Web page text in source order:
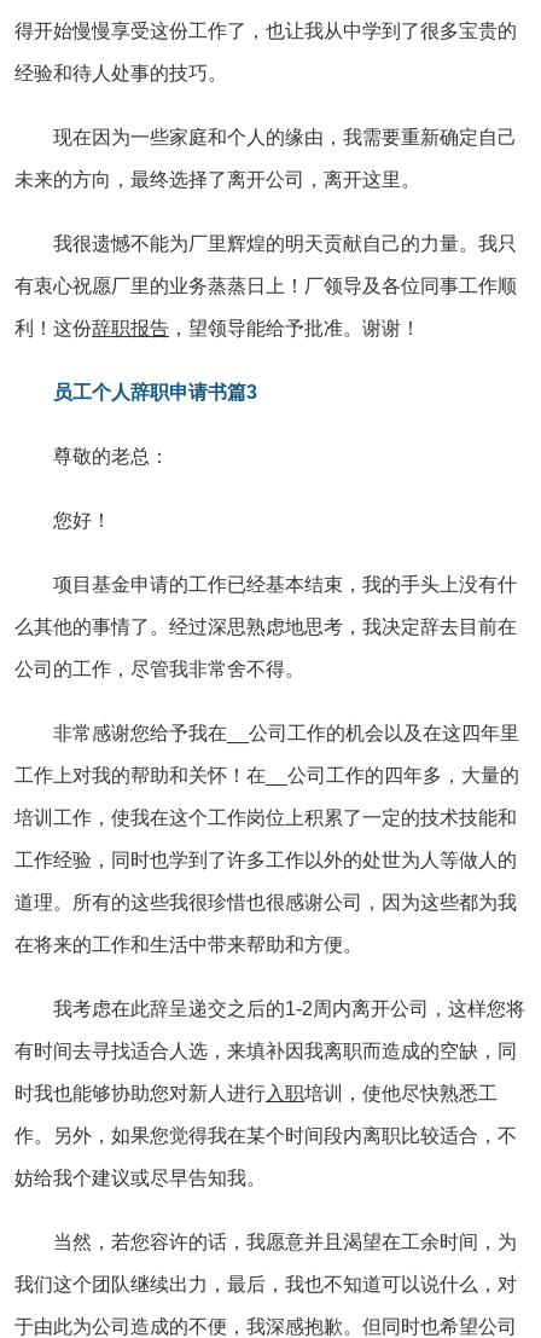
得开始慢慢享受这份工作了，也让我从中学到了很多宝贵的
经验和待人处事的技巧。
现在因为一些家庭和个人的缘由，我需要重新确定自己
未来的方向，最终选择了离开公司，离开这里。
我很遗憾不能为厂里辉煌的明天贡献自己的力量。我只
有衷心祝愿厂里的业务蒸蒸日上！厂领导及各位同事工作顺
利！这份辞职报告 ，望领导能给予批准。谢谢！
员工个人辞职申请书篇3
尊敬的老总：
您好！
项目基金申请的工作已经基本结束，我的手头上没有什
么其他的事情了。经过深思熟虑地思考，我决定辞去目前在
公司的工作，尽管我非常舍不得。
非常感谢您给予我在__公司工作的机会以及在这四年里
工作上对我的帮助和关怀！在__公司工作的四年多，大量的
培训工作，使我在这个工作岗位上积累了一定的技术技能和
工作经验，同时也学到了许多工作以外的处世为人等做人的
道理。所有的这些我很珍惜也很感谢公司，因为这些都为我
在将来的工作和生活中带来帮助和方便。
我考虑在此辞呈递交之后的1-2周内离开公司，这样您将
有时间去寻找适合人选，来填补因我离职而造成的空缺，同
时我也能够协助您对新人进行入职培训，使他尽快熟悉工
作。另外，如果您觉得我在某个时间段内离职比较适合，不
妨给我个建议或尽早告知我。
当然，若您容许的话，我愿意并且渴望在工余时间，为
我们这个团队继续出力，最后，我也不知道可以说什么，对
于由此为公司造成的不便，我深感抱歉。但同时也希望公司